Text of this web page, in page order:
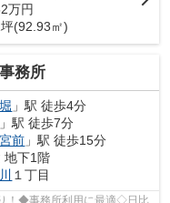
万円
(92.93㎡)
務所
」駅 徒歩4分
」駅 徒歩7分
前 」駅 徒歩15分
地下1階
１丁目
！◆事務所利用に最適◇日比